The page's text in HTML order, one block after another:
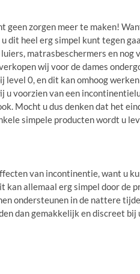
geen zorgen meer te maken!
dit heel erg simpel kunt tegen
matrasbeschermers en nog
wij voor de dames
0, en dit kan omhoog
voorzien van een
Mocht u dus denken dat het
simpele producten wordt u
van incontinentie, want u
kan allemaal erg simpel door de
ondersteunen in de nattere
dan gemakkelijk en discreet bij